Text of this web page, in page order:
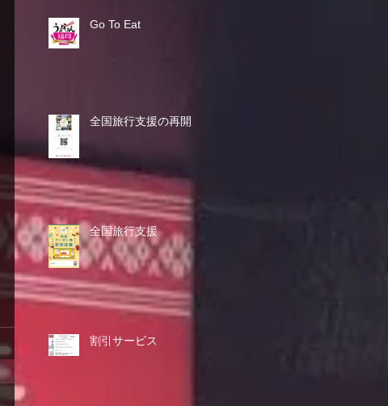
Go To Eat
全国旅行支援の再開
全国旅行支援
割引サービス